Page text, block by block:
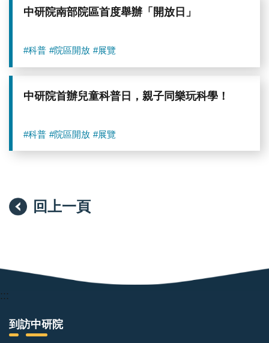
中研院南部院區首度舉辦「開放日」
#科普 #院區開放 #展覽
中研院首辦兒童科普日，親子同樂玩科學！
#科普 #院區開放 #展覽
回上一頁
:::
到訪中研院